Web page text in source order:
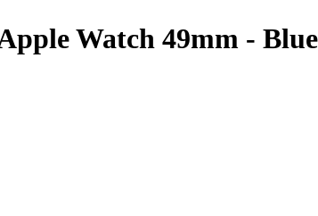
Watch 49mm - Blue